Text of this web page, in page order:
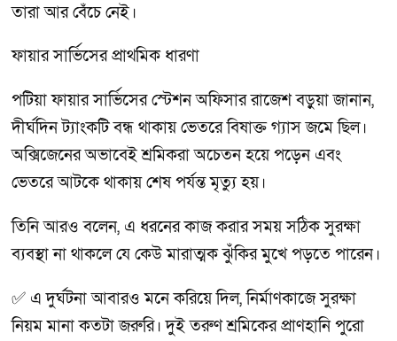
তারা আর বেঁচে নেই।
ফায়ার সার্ভিসের প্রাথমিক ধারণা
পটিয়া ফায়ার সার্ভিসের স্টেশন অফিসার রাজেশ বড়ুয়া জানান,
দীর্ঘদিন ট্যাংকটি বন্ধ থাকায় ভেতরে বিষাক্ত গ্যাস জমে ছিল।
অক্সিজেনের অভাবেই শ্রমিকরা অচেতন হয়ে পড়েন এবং
ভেতরে আটকে থাকায় শেষ পর্যন্ত মৃত্যু হয়।
তিনি আরও বলেন, এ ধরনের কাজ করার সময় সঠিক সুরক্ষা
ব্যবস্থা না থাকলে যে কেউ মারাত্মক ঝুঁকির মুখে পড়তে পারেন।
✅ এ দুর্ঘটনা আবারও মনে করিয়ে দিল, নির্মাণকাজে সুরক্ষা
নিয়ম মানা কতটা জরুরি। দুই তরুণ শ্রমিকের প্রাণহানি পুরো